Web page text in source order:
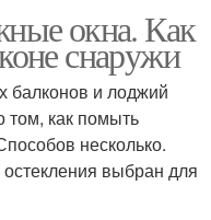
окна. Как
снаружи
балконов и лоджий
том, как помыть
несколько.
остекления выбран для